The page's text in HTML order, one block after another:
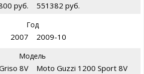
руб. 551382 руб.
Год
2007 2009-10
Модель
8V Moto Guzzi 1200 Sport 8V